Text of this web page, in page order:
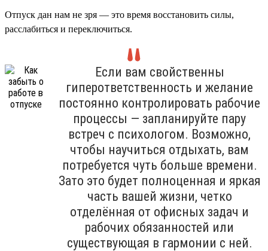
Отпуск дан нам не зря — это время восстановить силы,
расслабиться и переключиться.
Если вам свойственны
гиперответственность и желание
постоянно контролировать рабочие
процессы — запланируйте пару
встреч с психологом. Возможно,
чтобы научиться отдыхать, вам
потребуется чуть больше времени.
Зато это будет полноценная и яркая
часть вашей жизни, четко
отделённая от офисных задач и
рабочих обязанностей или
существующая в гармонии с ней.